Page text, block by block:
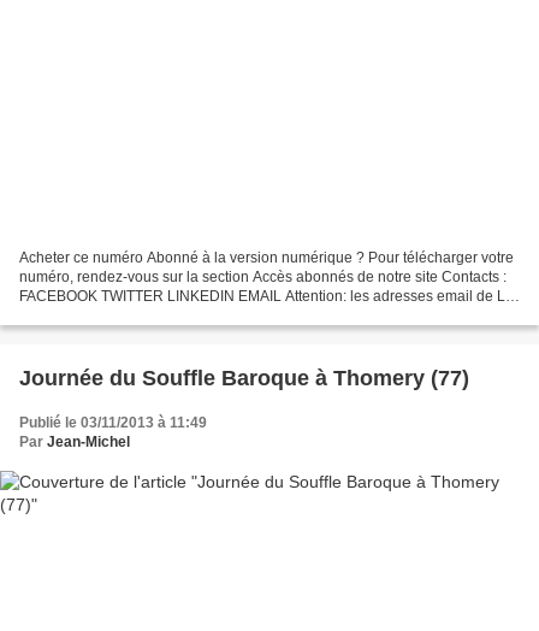
Acheter ce numéro Abonné à la version numérique ? Pour télécharger votre
numéro, rendez-vous sur la section Accès abonnés de notre site Contacts :
FACEBOOK TWITTER LINKEDIN EMAIL Attention: les adresses email de La
Journée du Souffle Baroque à Thomery (77)
Publié le 03/11/2013 à 11:49
Par Jean-Michel